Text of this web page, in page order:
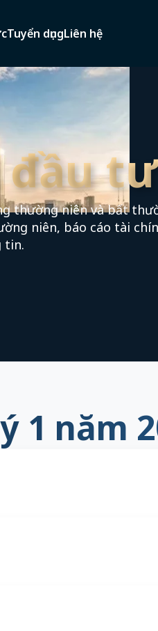
Tuyển dụngLiên hệ
đầu tư
thường niên và bất
niên, báo cáo tài
tin.
1 năm